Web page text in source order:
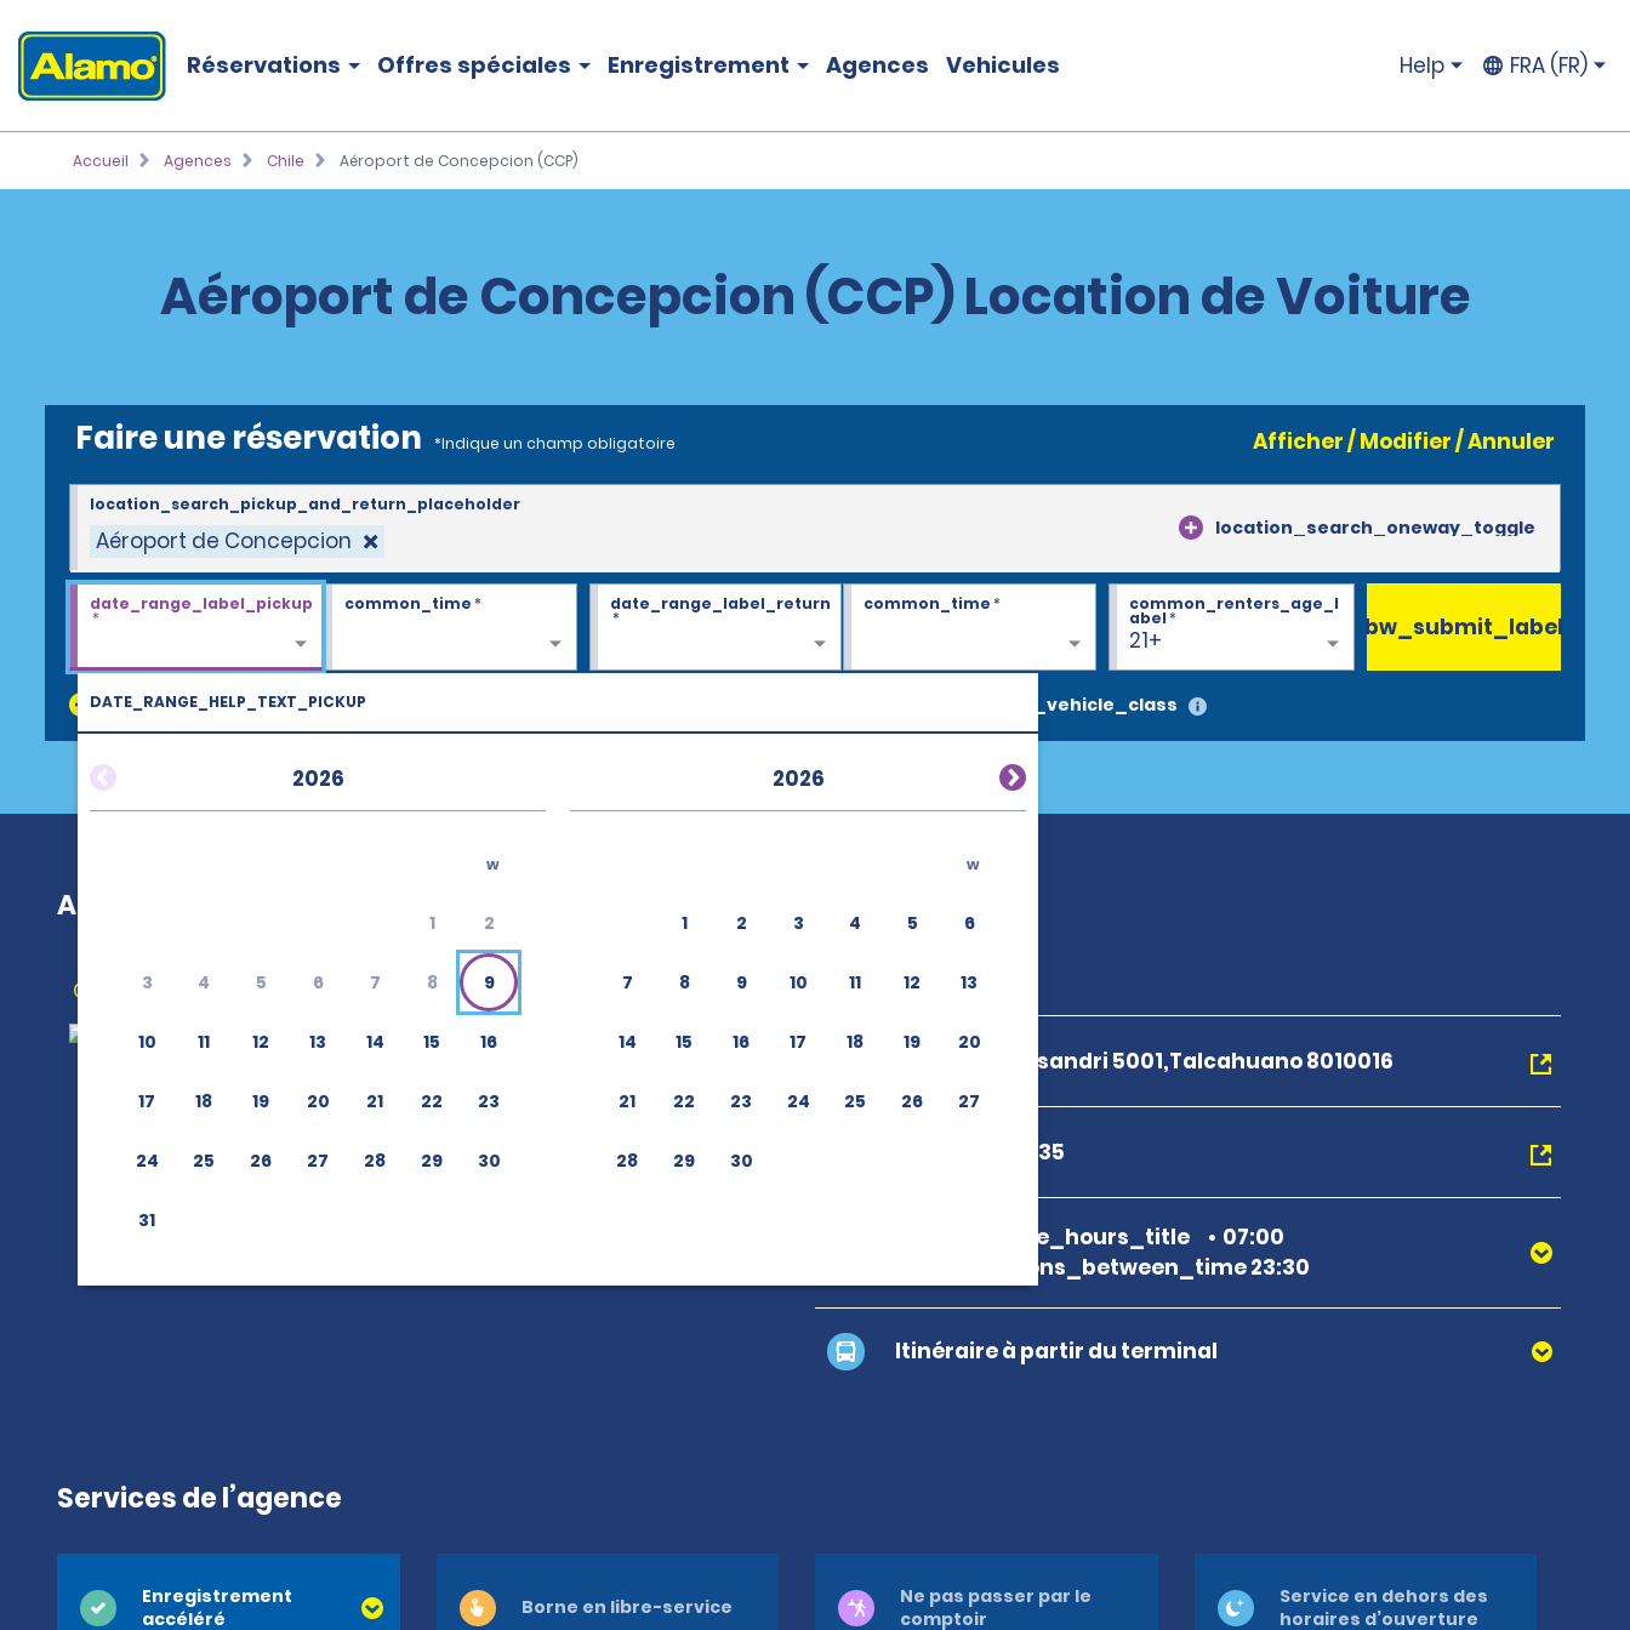
Réservations Offres spéciales Enregistrement Agences Vehicules Help FRA (FR)
Accueil Agences Chile Aéroport de Concepcion (CCP)
Aéroport de Concepcion (CCP) Location de Voiture
Faire une réservation *Indique un champ obligatoire Afficher / Modifier / Annuler
Aéroport de Concepcion location_search_oneway_toggle
location_search_pickup_and_return_placeholder
DATE_RANGE_HELP_TEXT_PICKUP
2026
w
1 2
3 4 5 6 7 8 9
10 11 12 13 14 15 16
17 18 19 20 21 22 23
24 25 26 27 28 29 30
31
2026
w
1 2 3 4 5 6
7 8 9 10 11 12 13
14 15 16 17 18 19 20
21 22 23 24 25 26 27
28 29 30
date_range_label_pickup
*
common_time* date_range_label_return
*
common_time*
21+
common_renters_age_l
abel*
discount_codes search_vehicle_class
bw_submit_label
Aéroport de Concepcion (CCP)
Obtenir un itinéraire
Av Jorge Alessandri 5001,Talcahuano 8010016
+56 9 6630 5835
branch_page_hours_title
07:00
map_locations_between_time 23:30
Itinéraire à partir du terminal
Services de l’agence
Enregistrement
accéléré
Borne en libre-service
Ne pas passer par le
comptoir
Service en dehors des
horaires d’ouverture